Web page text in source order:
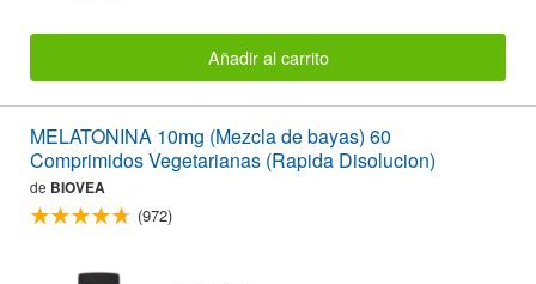
Añadir al carrito
MELATONINA 10mg (Mezcla de bayas) 60
Comprimidos Vegetarianas (Rapida Disolucion)
de BIOVEA
(972)